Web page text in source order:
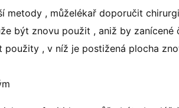
metody , můželékař doporučit
být znovu použit , aniž by zanícené
, v níž je postižená plocha